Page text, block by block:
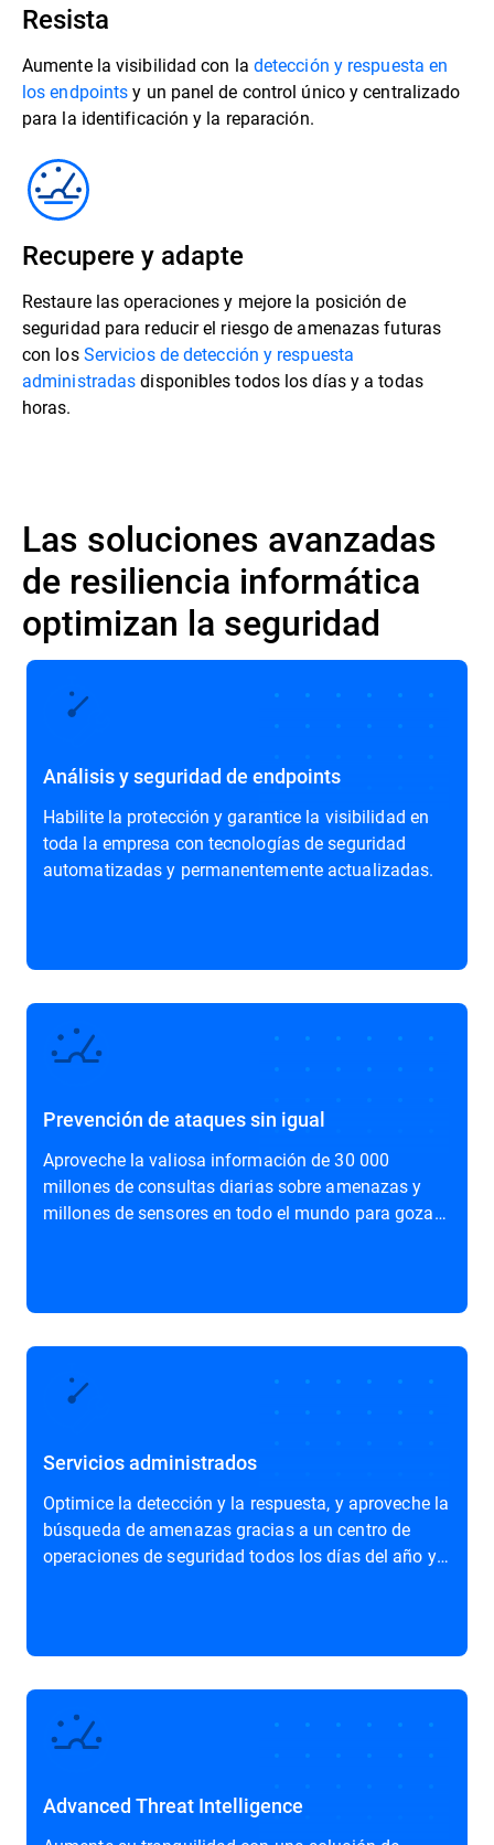
Resista
Aumente la visibilidad con la detección y respuesta en
los endpointsy un panel de control único y centralizado
para la identificación y la reparación.
Recupere y adapte
Restaure las operaciones y mejore la posición de
seguridad para reducir el riesgo de amenazas futuras
con losServicios de detección y respuesta
administradasdisponibles todos los días y a todas
horas.
Las soluciones avanzadas
de resiliencia informática
optimizan la seguridad
Análisis y seguridad de endpoints
Habilite la protección y garantice la visibilidad en
toda la empresa con tecnologías de seguridad
automatizadas y permanentemente actualizadas.
Prevención de ataques sin igual
Aproveche la valiosa información de 30 000
millones de consultas diarias sobre amenazas y
millones de sensores en todo el mundo para gozar
Servicios administrados
Optimice la detección y la respuesta, y aproveche la
búsqueda de amenazas gracias a un centro de
operaciones de seguridad todos los días del año y a
Advanced Threat Intelligence